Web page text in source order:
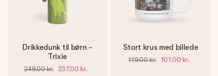
Drikkedunk til børn -
Trixie
249,00 kr. 237,00 kr.
Stort krus med billede
119,00 kr. 101,00 kr.